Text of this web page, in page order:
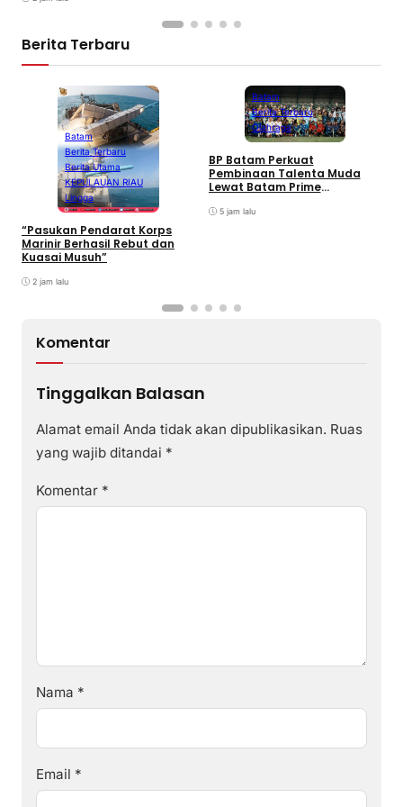
Berita Terbaru
Batam
Berita Terbaru
Berita Utama
KEPULAUAN RIAU
Lingga
“Pasukan Pendarat Korps
Marinir Berhasil Rebut dan
Kuasai Musuh”
2 jam lalu
Batam
Berita Terbaru
Olahraga
BP Batam Perkuat
Pembinaan Talenta Muda
Lewat Batam Prime
Football sebagai Festival
5 jam lalu
Komentar
Tinggalkan Balasan
Alamat email Anda tidak akan dipublikasikan. Ruas
yang wajib ditandai *
Komentar *
Nama *
Email *